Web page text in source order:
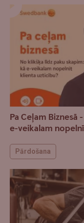
Pa Ceļam Biznesā
e-veikalam
Pārdošana